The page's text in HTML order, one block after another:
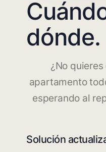
dónde.
¿No
apartamento
esperando al
Solución